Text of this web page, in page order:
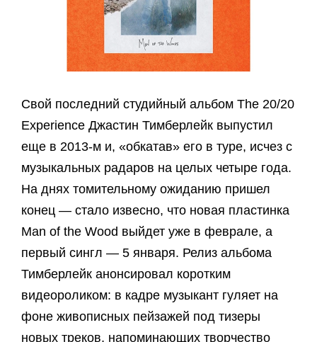
Свой последний студийный альбом The 20/20
Experience Джастин Тимберлейк выпустил
еще в 2013-м и, «обкатав» его в туре, исчез с
музыкальных радаров на целых четыре года.
На днях томительному ожиданию пришел
конец — стало извесно, что новая пластинка
Man of the Wood выйдет уже в феврале, а
первый сингл — 5 января. Релиз альбома
Тимберлейк анонсировал коротким
видеороликом: в кадре музыкант гуляет на
фоне живописных пейзажей под тизеры
новых треков, напоминающих творчество